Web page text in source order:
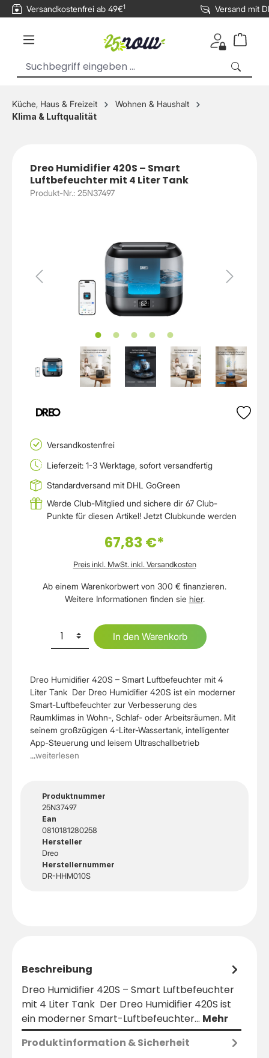
springen
Versandkostenfrei ab 49€1 Versand mit
Küche, Haus & Freizeit
Wohnen & Haushalt
Klima & Luftqualität
Dreo Humidifier 420S – Smart
Luftbefeuchter mit 4 Liter Tank
Produkt-Nr.: 25N37497
Dreo Humidifier 420S – Smart Luftbefeuchter mit 4
Liter Tank Der Dreo Humidifier 420S ist ein moderner
Smart-Luftbefeuchter zur Verbesserung des
Raumklimas in Wohn-, Schlaf- oder Arbeitsräumen. Mit
seinem großzügigen 4-Liter-Wassertank, intelligenter
App-Steuerung und leisem Ultraschallbetrieb
...weiterlesen
Produktnummer
25N37497
Ean
0810181280258
Hersteller
Dreo
Herstellernummer
DR-HHM010S
Versandkostenfrei
Lieferzeit: 1-3 Werktage, sofort versandfertig
Standardversand mit DHL GoGreen
Werde Club-Mitglied und sichere dir 67 Club-
Punkte für diesen Artikel! Jetzt Clubkunde werden
67,83 €*
Preis inkl. MwSt. inkl. Versandkosten
Ab einem Warenkorbwert von 300 € finanzieren.
Weitere Informationen finden sie hier.
In den Warenkorb
Beschreibung
Dreo Humidifier 420S – Smart Luftbefeuchter
mit 4 Liter Tank Der Dreo Humidifier 420S ist
ein moderner Smart-Luftbefeuchter… Mehr
Produktinformation & Sicherheit